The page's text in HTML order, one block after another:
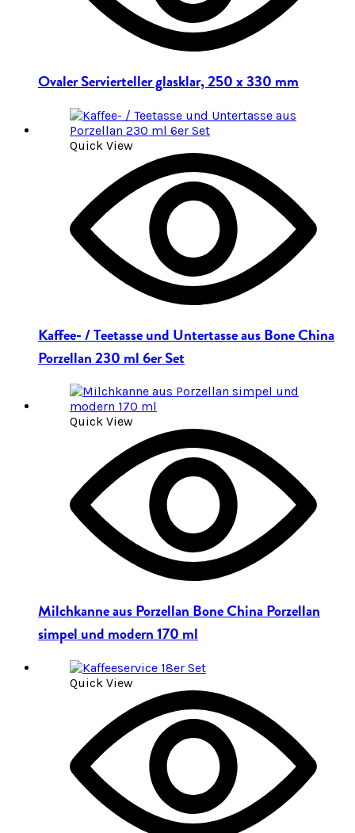
Ovaler Servierteller glasklar, 250 x 330 mm
Quick View
Kaffee- / Teetasse und Untertasse aus Bone China
Porzellan 230 ml 6er Set
Quick View
Milchkanne aus Porzellan Bone China Porzellan
simpel und modern 170 ml
Quick View